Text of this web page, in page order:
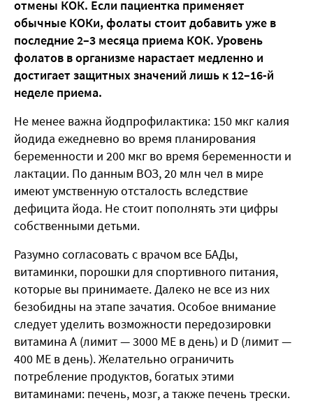
отмены КОК. Если пациентка применяет
обычные КОКи, фолаты стоит добавить уже в
последние 2–3 месяца приема КОК. Уровень
фолатов в организме нарастает медленно и
достигает защитных значений лишь к 12–16-й
неделе приема.
Не менее важна йодпрофилактика: 150 мкг калия
йодида ежедневно во время планирования
беременности и 200 мкг во время беременности и
лактации. По данным ВОЗ, 20 млн чел в мире
имеют умственную отсталость вследствие
дефицита йода. Не стоит пополнять эти цифры
собственными детьми.
Разумно согласовать с врачом все БАДы,
витаминки, порошки для спортивного питания,
которые вы принимаете. Далеко не все из них
безобидны на этапе зачатия. Особое внимание
следует уделить возможности передозировки
витамина А (лимит — 3000 МЕ в день) и D (лимит —
400 МЕ в день). Желательно ограничить
потребление продуктов, богатых этими
витаминами: печень, мозг, а также печень трески.